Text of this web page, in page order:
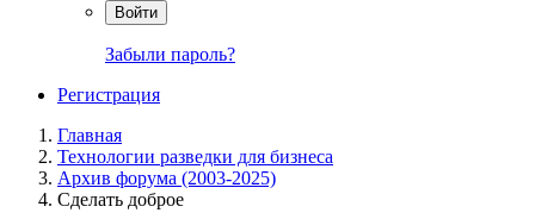
Войти
Забыли пароль?
Регистрация
Главная
Технологии разведки для бизнеса
Архив форума (2003-2025)
Сделать доброе